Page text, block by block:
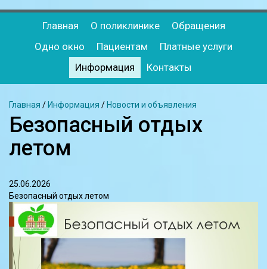
Главная О поликлинике
Обращения
Одно окно
Пациентам
Платные услуги
Информация
Контакты
Главная / Информация / Новости и объявления
Безопасный отдых
летом
25.06.2026
Безопасный отдых летом